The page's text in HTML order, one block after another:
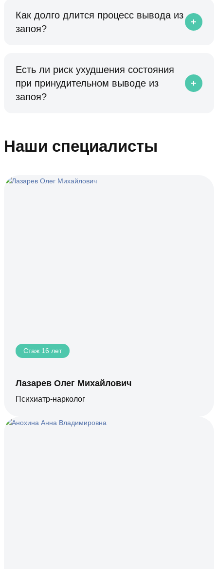
Как долго длится процесс вывода из
запоя?
Есть ли риск ухудшения состояния
при принудительном выводе из
запоя?
Наши специалисты
Стаж 16 лет
Лазарев Олег Михайлович
Психиатр-нарколог